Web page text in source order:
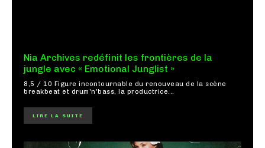
Nia Archives redéfinit les frontières de la
jungle avec « Emotional Junglist »
8,5 / 10 Figure incontournable du renouveau de la scène
breakbeat et drum'n'bass, la productrice...
LIRE LA SUITE